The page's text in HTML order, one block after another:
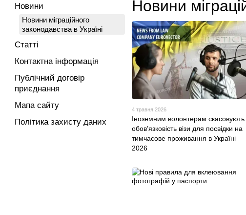
Новини
4 травня 2026
Іноземним волонтерам скасовують
обов’язковість візи для посвідки на
тимчасове проживання в Україні
2026
Новини
Новини міграційного
законодавства в Україні
Статті
Контактна інформація
Публічний договір
приєднання
Мапа сайту
Політика захисту даних